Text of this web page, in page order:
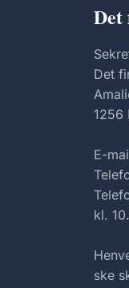
Det
Det
1256
E-
kl.
ske